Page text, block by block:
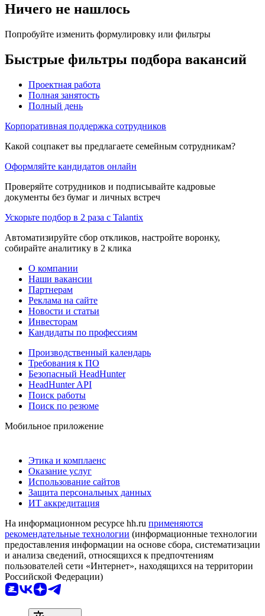
Ничего не нашлось
Попробуйте изменить формулировку или фильтры
Быстрые фильтры подбора вакансий
Проектная работа
Полная занятость
Полный день
Корпоративная поддержка сотрудников
Какой соцпакет вы предлагаете семейным сотрудникам?
Оформляйте кандидатов онлайн
Проверяйте сотрудников и подписывайте кадровые
документы без бумаг и личных встреч
Ускорьте подбор в 2 раза с Talantix
Автоматизируйте сбор откликов, настройте воронку,
собирайте аналитику в 2 клика
О компании
Наши вакансии
Партнерам
Реклама на сайте
Новости и статьи
Инвесторам
Кандидаты по профессиям
Производственный календарь
Требования к ПО
Безопасный HeadHunter
HeadHunter API
Поиск работы
Поиск по резюме
Мобильное приложение
Этика и комплаенс
Оказание услуг
Использование сайтов
Защита персональных данных
ИТ аккредитация
На информационном ресурсе hh.ru применяются
рекомендательные технологии (информационные технологии
предоставления информации на основе сбора, систематизации
и анализа сведений, относящихся к предпочтениям
пользователей сети «Интернет», находящихся на территории
Российской Федерации)